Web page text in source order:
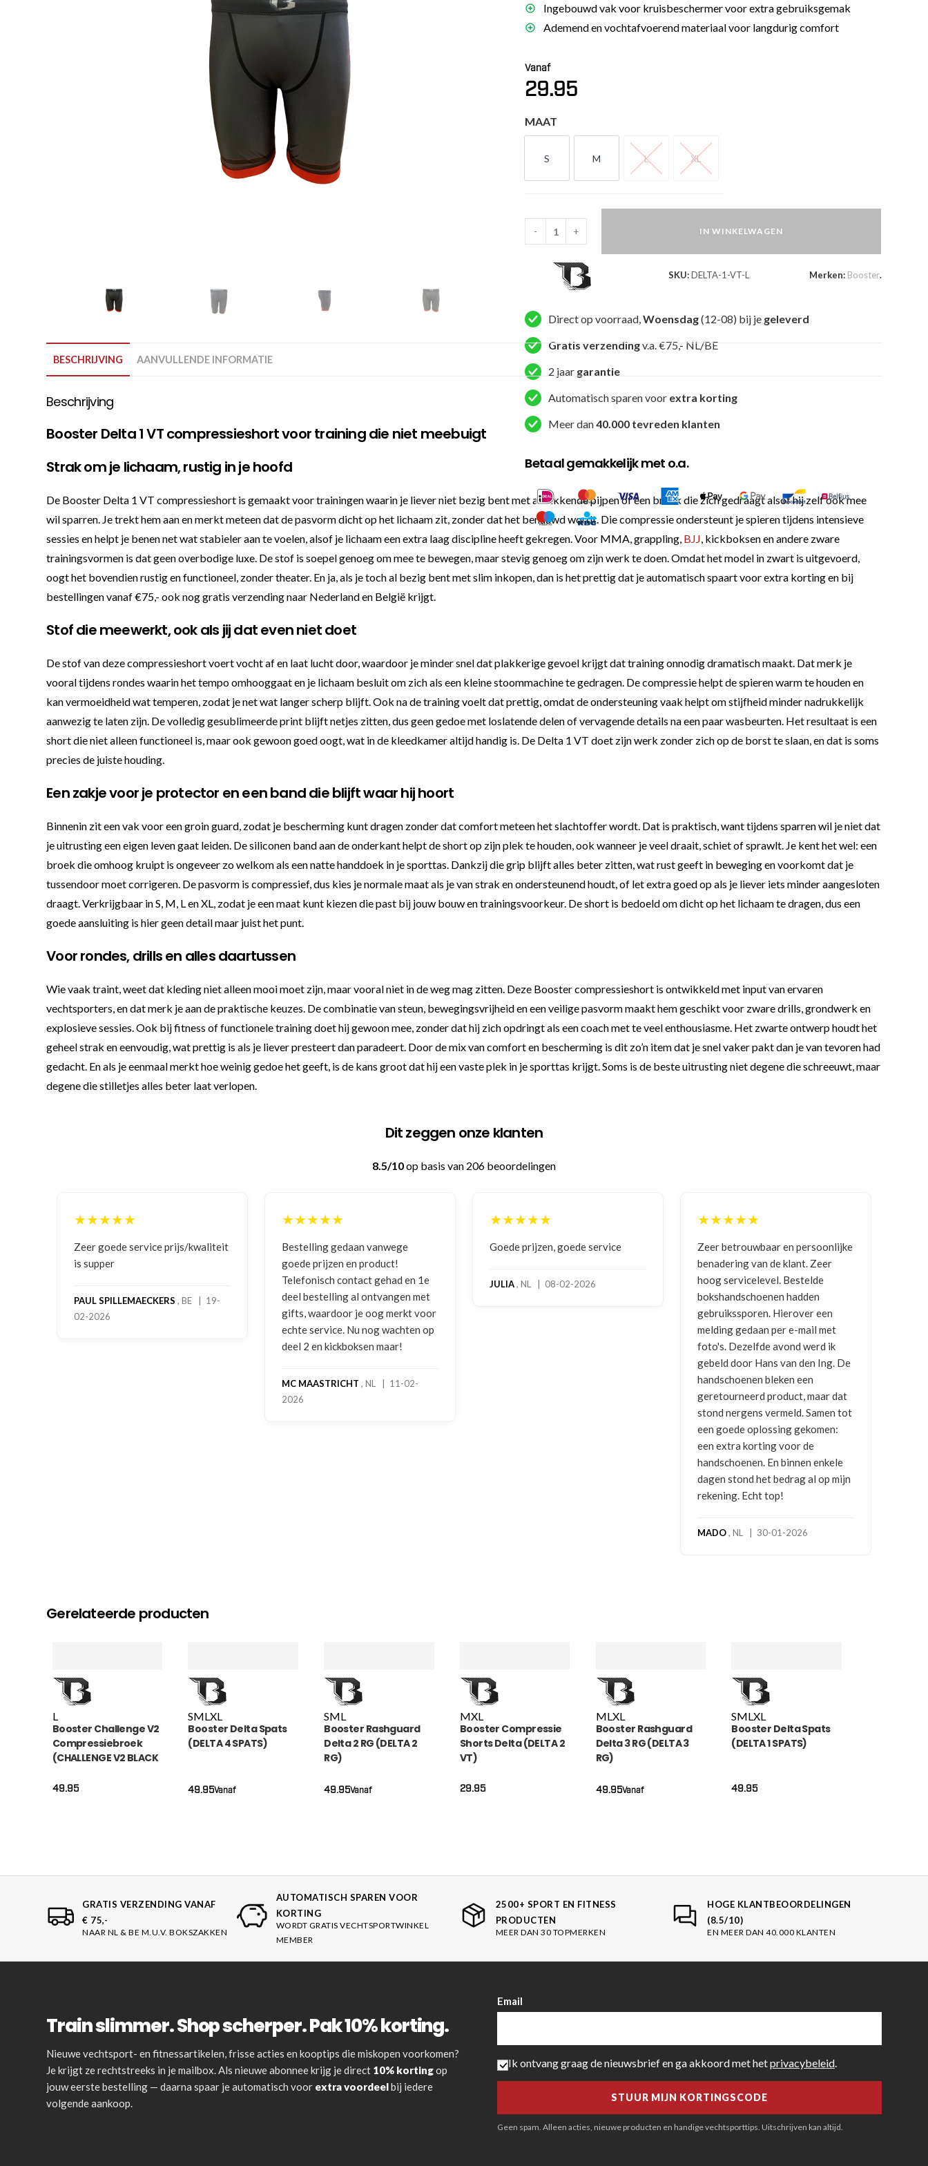
Voor dames
Zakhandschoenen
Trainingsartikelen
Bokszak
Bevestigingsmateriaal
bokszak
Bokspoppen
Stoot- en trapkussens
Stootkussens en pads
Ingebouwd vak voor kruisbeschermer voor extra gebruiksgemak
Ademend en vochtafvoerend materiaal voor langdurig comfort
Vanaf
29.95
MAAT
S
S
M
M
L
L
XL
XL
Booster
(DELTA
1
VT)
- + IN WINKELWAGEN
SKU:DELTA-1-VT-L Merken: Booster.
Direct op voorraad,Woensdag(12-08) bij je geleverd
Gratis verzendingv.a. €75,- NL/BE
2 jaar garantie
Automatisch sparen voor extra korting
Meer dan40.000 tevreden klanten
Betaal gemakkelijk met o.a.
BESCHRIJVING AANVULLENDE INFORMATIE
Beschrijving
Booster Delta 1 VT compressieshort voor training die niet meebuigt
Strak om je lichaam, rustig in je hoofd
De Booster Delta 1 VT compressieshort is gemaakt voor trainingen waarin je liever niet bezig bent met afzakkende pijpen of een broek die zich gedraagt alsof hij zelf ook mee
wil sparren. Je trekt hem aan en merkt meteen dat de pasvorm dicht op het lichaam zit, zonder dat het benauwd wordt. Die compressie ondersteunt je spieren tijdens intensieve
sessies en helpt je benen net wat stabieler aan te voelen, alsof je lichaam een extra laag discipline heeft gekregen. Voor MMA, grappling, BJJ, kickboksen en andere zware
trainingsvormen is dat geen overbodige luxe. De stof is soepel genoeg om mee te bewegen, maar stevig genoeg om zijn werk te doen. Omdat het model in zwart is uitgevoerd,
oogt het bovendien rustig en functioneel, zonder theater. En ja, als je toch al bezig bent met slim inkopen, dan is het prettig dat je automatisch spaart voor extra korting en bij
bestellingen vanaf €75,- ook nog gratis verzending naar Nederland en België krijgt.
Stof die meewerkt, ook als jij dat even niet doet
De stof van deze compressieshort voert vocht af en laat lucht door, waardoor je minder snel dat plakkerige gevoel krijgt dat training onnodig dramatisch maakt. Dat merk je
vooral tijdens rondes waarin het tempo omhooggaat en je lichaam besluit om zich als een kleine stoommachine te gedragen. De compressie helpt de spieren warm te houden en
kan vermoeidheid wat temperen, zodat je net wat langer scherp blijft. Ook na de training voelt dat prettig, omdat de ondersteuning vaak helpt om stijfheid minder nadrukkelijk
aanwezig te laten zijn. De volledig gesublimeerde print blijft netjes zitten, dus geen gedoe met loslatende delen of vervagende details na een paar wasbeurten. Het resultaat is een
short die niet alleen functioneel is, maar ook gewoon goed oogt, wat in de kleedkamer altijd handig is. De Delta 1 VT doet zijn werk zonder zich op de borst te slaan, en dat is soms
precies de juiste houding.
Een zakje voor je protector en een band die blijft waar hij hoort
Binnenin zit een vak voor een groin guard, zodat je bescherming kunt dragen zonder dat comfort meteen het slachtoffer wordt. Dat is praktisch, want tijdens sparren wil je niet dat
je uitrusting een eigen leven gaat leiden. De siliconen band aan de onderkant helpt de short op zijn plek te houden, ook wanneer je veel draait, schiet of sprawlt. Je kent het wel: een
broek die omhoog kruipt is ongeveer zo welkom als een natte handdoek in je sporttas. Dankzij die grip blijft alles beter zitten, wat rust geeft in beweging en voorkomt dat je
tussendoor moet corrigeren. De pasvorm is compressief, dus kies je normale maat als je van strak en ondersteunend houdt, of let extra goed op als je liever iets minder aangesloten
draagt. Verkrijgbaar in S, M, L en XL, zodat je een maat kunt kiezen die past bij jouw bouw en trainingsvoorkeur. De short is bedoeld om dicht op het lichaam te dragen, dus een
goede aansluiting is hier geen detail maar juist het punt.
Voor rondes, drills en alles daartussen
Wie vaak traint, weet dat kleding niet alleen mooi moet zijn, maar vooral niet in de weg mag zitten. Deze Booster compressieshort is ontwikkeld met input van ervaren
vechtsporters, en dat merk je aan de praktische keuzes. De combinatie van steun, bewegingsvrijheid en een veilige pasvorm maakt hem geschikt voor zware drills, grondwerk en
explosieve sessies. Ook bij fitness of functionele training doet hij gewoon mee, zonder dat hij zich opdringt als een coach met te veel enthousiasme. Het zwarte ontwerp houdt het
geheel strak en eenvoudig, wat prettig is als je liever presteert dan paradeert. Door de mix van comfort en bescherming is dit zo’n item dat je snel vaker pakt dan je van tevoren had
gedacht. En als je eenmaal merkt hoe weinig gedoe het geeft, is de kans groot dat hij een vaste plek in je sporttas krijgt. Soms is de beste uitrusting niet degene die schreeuwt, maar
degene die stilletjes alles beter laat verlopen.
Dit zeggen onze klanten
8.5/10op basis van 206 beoordelingen
★★★★★
Zeer goede service prijs/kwaliteit
is supper
PAUL SPILLEMAECKERS , BE | 19-
02-2026
★★★★★
Bestelling gedaan vanwege
goede prijzen en product!
Telefonisch contact gehad en 1e
deel bestelling al ontvangen met
gifts, waardoor je oog merkt voor
echte service. Nu nog wachten op
deel 2 en kickboksen maar!
MC MAASTRICHT , NL | 11-02-
2026
★★★★★
Goede prijzen, goede service
JULIA, NL | 08-02-2026
★★★★★
Zeer betrouwbaar en persoonlijke
benadering van de klant. Zeer
hoog servicelevel. Bestelde
bokshandschoenen hadden
gebruikssporen. Hierover een
melding gedaan per e-mail met
foto's. Dezelfde avond werd ik
gebeld door Hans van den Ing. De
handschoenen bleken een
geretourneerd product, maar dat
stond nergens vermeld. Samen tot
een goede oplossing gekomen:
een extra korting voor de
handschoenen. En binnen enkele
dagen stond het bedrag al op mijn
rekening. Echt top!
MADO, NL | 30-01-2026
Gerelateerde producten
L
Booster Challenge V2
Compressiebroek
(CHALLENGE V2 BLACK
49.95
SMLXL
Booster Delta Spats
(DELTA 4 SPATS)
Vanaf
49.95
SML
Booster Rashguard
Delta 2 RG (DELTA 2
RG)
Vanaf
49.95
MXL
Booster Compressie
Shorts Delta (DELTA 2
VT)
29.95
MLXL
Booster Rashguard
Delta 3 RG (DELTA 3
RG)
Vanaf
49.95
SMLXL
Booster Delta Spats
(DELTA 1 SPATS)
49.95
GRATIS VERZENDING VANAF
€ 75,-
NAAR NL & BE M.U.V. BOKSZAKKEN
AUTOMATISCH SPAREN VOOR
KORTING
WORDT GRATIS VECHTSPORTWINKEL
MEMBER
2500+ SPORT EN FITNESS
PRODUCTEN
MEER DAN 30 TOPMERKEN
HOGE KLANTBEOORDELINGEN
(8.5/10)
EN MEER DAN 40.000 KLANTEN
Train slimmer. Shop scherper. Pak 10% korting.
Nieuwe vechtsport- en fitnessartikelen, frisse acties en kooptips die miskopen voorkomen?
Je krijgt ze rechtstreeks in je mailbox. Als nieuwe abonnee krijg je direct 10% kortingop
jouw eerste bestelling — daarna spaar je automatisch voor extra voordeelbij iedere
volgende aankoop.
Email
Ik ontvang graag de nieuwsbrief en ga akkoord met hetprivacybeleid.
Geen spam. Alleen acties, nieuwe producten en handige vechtsporttips. Uitschrijven kan altijd.